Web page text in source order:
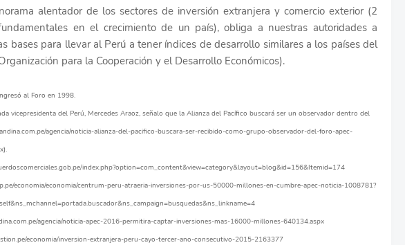
alentador de los sectores de inversión extranjera y comercio exterior (2
en el crecimiento de un país), obliga a nuestras autoridades a
bases para llevar al Perú a tener índices de desarrollo similares a los países del
para la Cooperación y el Desarrollo Económicos).
al Foro en 1998.
vicepresidenta del Perú, Mercedes Araoz, señalo que la Alianza del Pacífico buscará ser un observador dentro del
agencia/noticia-alianza-del-pacifico-buscara-ser-recibido-como-grupo-observador-del-foro-apec-
index.php?option=com_content&view=category&layout=blog&id=156&Itemid=174
economia/economia/centrum-peru-atraeria-inversiones-por-us-50000-millones-en-cumbre-apec-noticia-1008781?
agencia/noticia-apec-2016-permitira-captar-inversiones-mas-16000-millones-640134.aspx
economia/inversion-extranjera-peru-cayo-tercer-ano-consecutivo-2015-2163377